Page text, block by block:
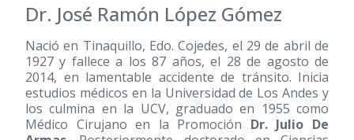
Dr. José Ramón López Gómez
Nació en Tinaquillo, Edo. Cojedes, el 29 de abril de
1927 y fallece a los 87 años, el 28 de agosto de
2014, en lamentable accidente de tránsito. Inicia
estudios médicos en la Universidad de Los Andes y
los culmina en la UCV, graduado en 1955 como
Médico Cirujano en la Promoción Dr. Julio De